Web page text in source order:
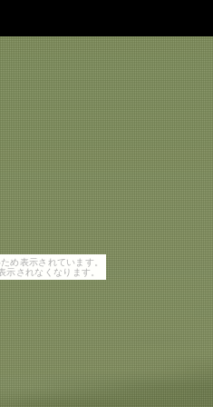
め表示されています。
示されなくなります。